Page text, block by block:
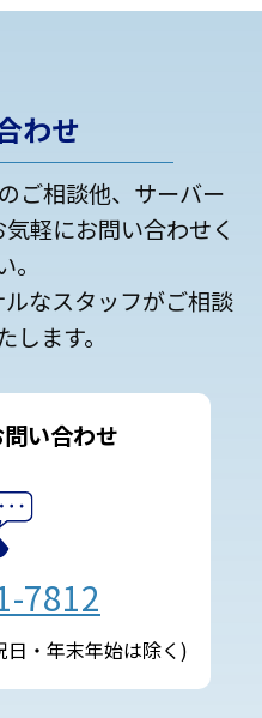
わせ
ご相談他、サーバー
軽にお問い合わせく
。
なスタッフがご相談
します。
い合わせ
7812
・年末年始は除く)